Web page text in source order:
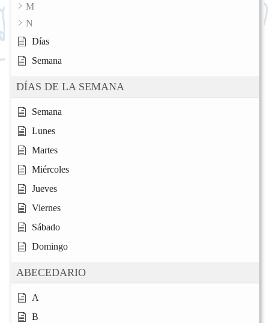
M
N
Días
Semana
DÍAS DE LA SEMANA
Semana
Lunes
Martes
Miércoles
Jueves
Viernes
Sábado
Domingo
ABECEDARIO
A
B